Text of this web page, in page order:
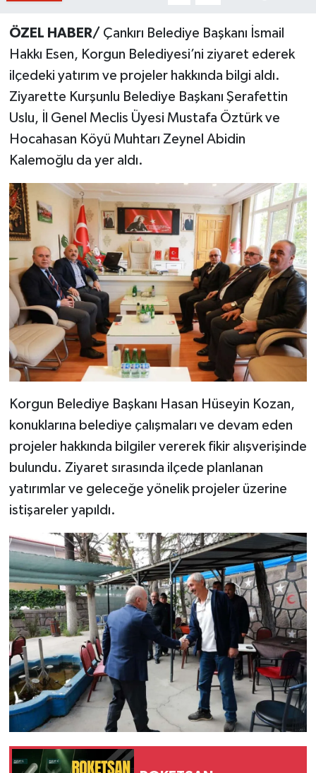
ÖZEL HABER/ Çankırı Belediye Başkanı İsmail
Hakkı Esen, Korgun Belediyesi’ni ziyaret ederek
ilçedeki yatırım ve projeler hakkında bilgi aldı.
Ziyarette Kurşunlu Belediye Başkanı Şerafettin
Uslu, İl Genel Meclis Üyesi Mustafa Öztürk ve
Hocahasan Köyü Muhtarı Zeynel Abidin
Kalemoğlu da yer aldı.
Korgun Belediye Başkanı Hasan Hüseyin Kozan,
konuklarına belediye çalışmaları ve devam eden
projeler hakkında bilgiler vererek fikir alışverişinde
bulundu. Ziyaret sırasında ilçede planlanan
yatırımlar ve geleceğe yönelik projeler üzerine
istişareler yapıldı.